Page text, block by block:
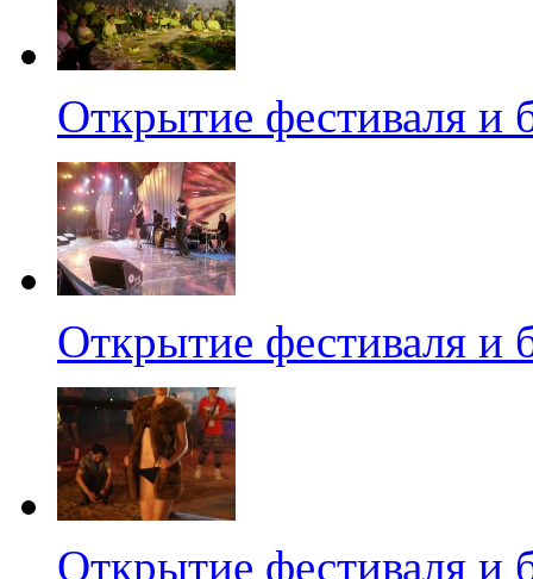
Открытие фестиваля и
Открытие фестиваля и
Открытие фестиваля и